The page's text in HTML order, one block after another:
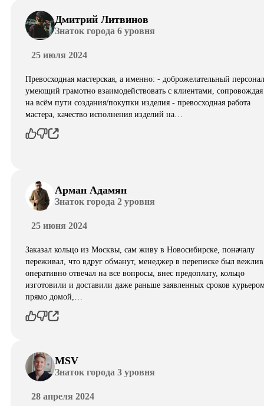
Дмитрий Литвинов
Знаток города 6 уровня
25 июля 2024
Превосходная мастерская, а именно: - доброжелательный
умеющий грамотно взаимодействовать с клиентами,
на всём пути создания/покупки изделия - превосходная работа
мастера, качество исполнения изделий на…
Арман Адамян
Знаток города 2 уровня
25 июня 2024
Заказал кольцо из Москвы, сам живу в Новосибирске, поначалу
переживал, что вдруг обманут, менеджер в переписке был
оперативно отвечал на все вопросы, внес предоплату, кольцо
изготовили и доставили даже раньше заявленных сроков
прямо домой,…
MSV
Знаток города 3 уровня
28 апреля 2024